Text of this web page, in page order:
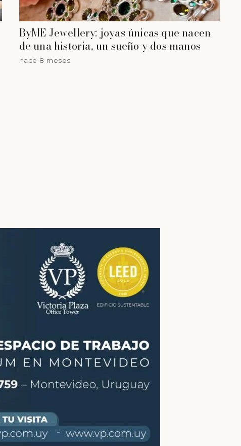
ByME Jewellery: joyas únicas que nacen
de una historia, un sueño y dos manos
hace 8 meses